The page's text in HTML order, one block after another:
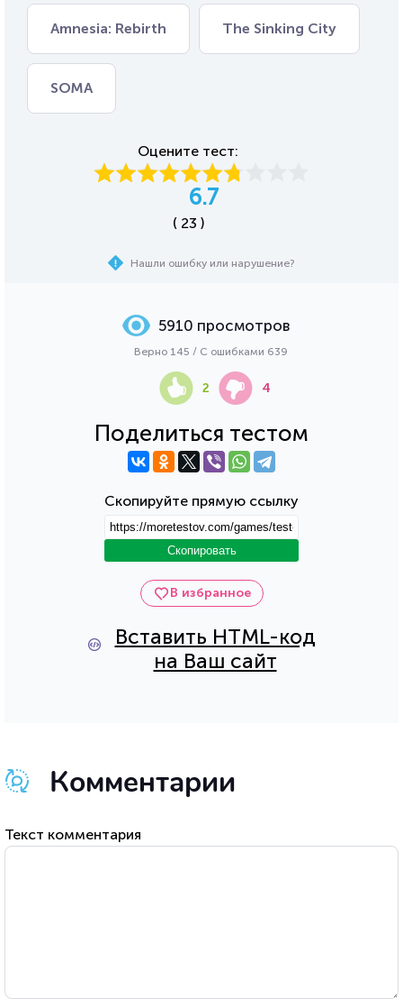
Amnesia: Rebirth The Sinking City
SOMA
Оцените тест:
6.7
( 23 )
Нашли ошибку или нарушение?
В избранное
Вставить HTML-код
на Ваш сайт
Поделиться тестом
Скопируйте прямую ссылку
Скопировать
5910 просмотров
Верно 145 / С ошибками 639
2 4
Комментарии
Текст комментария